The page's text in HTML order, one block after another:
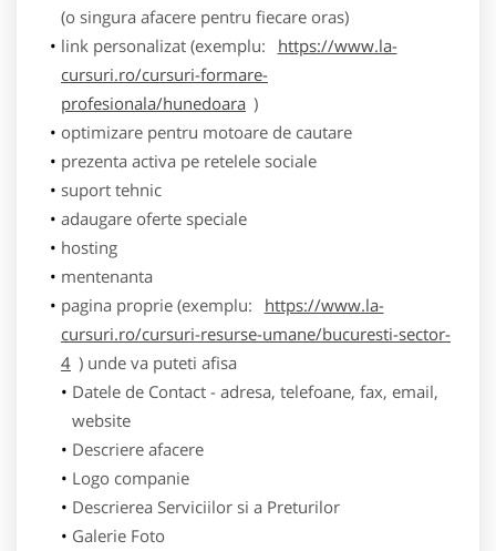
(o singura afacere pentru fiecare oras)
link personalizat (exemplu:
https://www.la-
cursuri.ro/cursuri-formare-
profesionala/hunedoara )
optimizare pentru motoare de cautare
prezenta activa pe retelele sociale
suport tehnic
adaugare oferte speciale
hosting
mentenanta
pagina proprie (exemplu:
https://www.la-
cursuri.ro/cursuri-resurse-umane/bucuresti-sector-
4 ) unde va puteti afisa
Datele de Contact - adresa, telefoane, fax, email,
website
Descriere afacere
Logo companie
Descrierea Serviciilor si a Preturilor
Galerie Foto